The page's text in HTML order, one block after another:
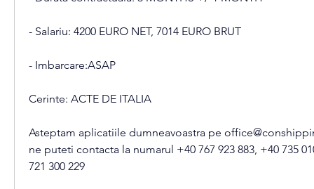
- Salariu: 4200 EURO NET, 7014 EURO BRUT
- Imbarcare:ASAP
Cerinte: ACTE DE ITALIA
Asteptam aplicatiile dumneavoastra pe
ne puteti contacta la numarul +40 767 923 883, +40 735
721 300 229